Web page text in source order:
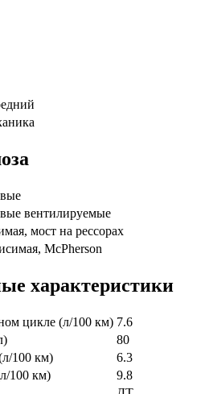
вентилируемые
мост на рессорах
McPherson
характеристики
цикле (л/100 км) 7.6
80
100 км)
6.3
100 км)
9.8